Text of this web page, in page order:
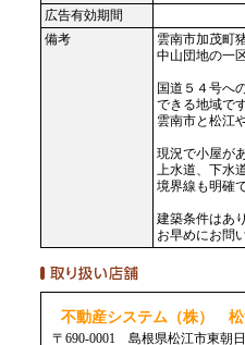
広告有効期間
備考
雲南市加茂町
中山団地の一
国道５４号へ
できる地域です
雲南市と松江
現況で小屋が
上水道、下水
境界線も明確で
建築条件はあ
お早めにお問
不動産システム（株）
〒690-0001 島根県松江市東朝